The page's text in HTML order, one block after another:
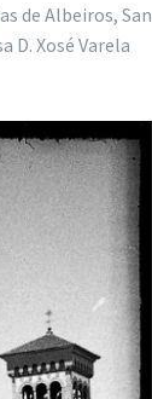
de Albeiros, San
D. Xosé Varela